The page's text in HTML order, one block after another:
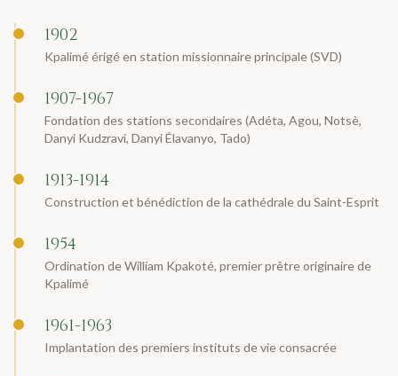
1902
Kpalimé érigé en station missionnaire principale (SVD)
1907-1967
Fondation des stations secondaires (Adéta, Agou, Notsè,
Danyi Kudzravi, Danyi Élavanyo, Tado)
1913-1914
Construction et bénédiction de la cathédrale du Saint-Esprit
1954
Ordination de William Kpakoté, premier prêtre originaire de
Kpalimé
1961-1963
Implantation des premiers instituts de vie consacrée